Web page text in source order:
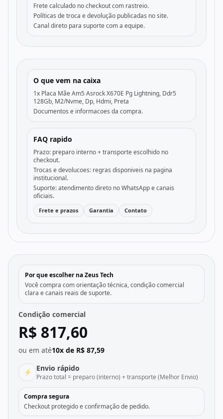
Frete calculado no checkout com rastreio.
Políticas de troca e devolução publicadas no site.
Canal direto para suporte com a equipe.
O que vem na caixa
1x Placa Mãe Am5 Asrock X670E Pg Lightning, Ddr5
128Gb, M2/Nvme, Dp, Hdmi, Preta
Documentos e informacoes da compra.
FAQ rapido
Prazo: preparo interno + transporte escolhido no
checkout.
Trocas e devolucoes: regras disponiveis na pagina
institucional.
Suporte: atendimento direto no WhatsApp e canais
oficiais.
Frete e prazos Garantia Contato
Por que escolher na Zeus Tech
Você compra com orientação técnica, condição comercial
clara e canais reais de suporte.
Condição comercial
R$ 817,60
ou em até10x de R$ 87,59
⚡ Envio rápido
Prazo total = preparo (interno) + transporte (Melhor Envio)
Compra segura
Checkout protegido e confirmação de pedido.